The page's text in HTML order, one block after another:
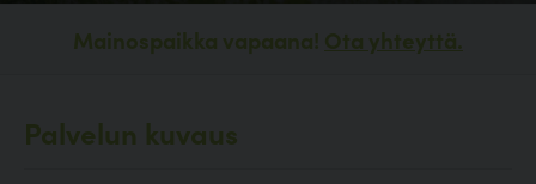
Mainospaikka vapaana! Ota yhteyttä.
Palvelun kuvaus